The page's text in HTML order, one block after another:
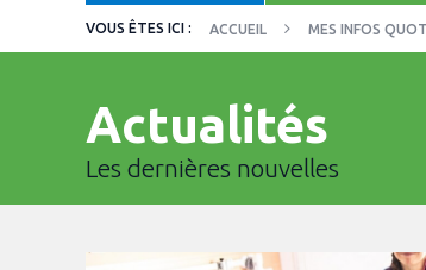
ACCUEIL MES INFOS
Actualités
Les dernières nouvelles